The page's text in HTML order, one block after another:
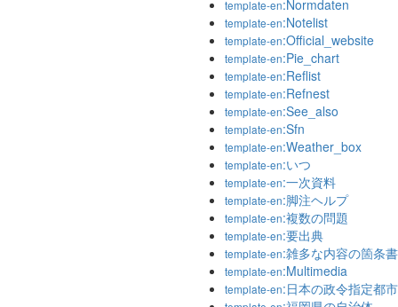
template-en:Normdaten
template-en:Notelist
template-en:Official_website
template-en:Pie_chart
template-en:Reflist
template-en:Refnest
template-en:See_also
template-en:Sfn
template-en:Weather_box
template-en:いつ
template-en:一次資料
template-en:脚注ヘルプ
template-en:複数の問題
template-en:要出典
template-en:雑多な内容の箇条
template-en:Multimedia
template-en:日本の政令指定都市